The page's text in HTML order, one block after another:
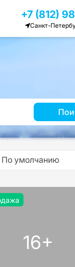
+7 (812)
Санкт-
По умолчанию
16+